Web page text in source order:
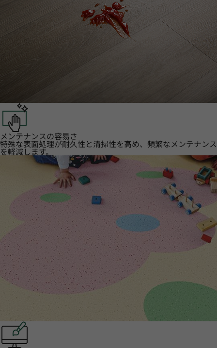
メンテナンスの容易さ
特殊な表面処理が耐久性と清掃性を高め、頻繁なメンテナンス
を軽減します。